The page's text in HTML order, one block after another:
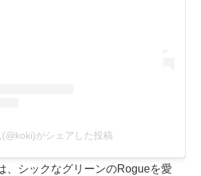
がシェアした投稿
、シックなグリーンのRogueを愛